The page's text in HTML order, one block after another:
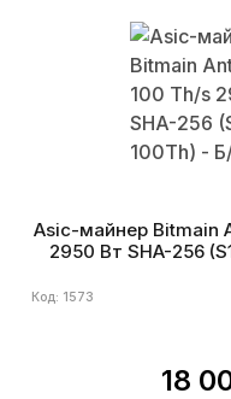
Asic-майнер Bitmain
2950 Вт SHA-256
Код: 1573
18